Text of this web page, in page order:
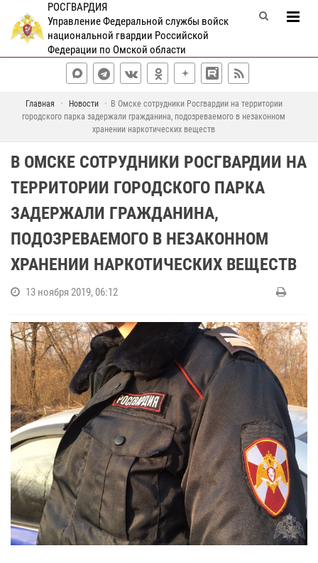
РОСГВАРДИЯ
Управление Федеральной службы войск
национальной гвардии Российской
Федерации по Омской области
Главная Новости
В Омске сотрудники Росгвардии на территории
городского парка задержали гражданина, подозреваемого в незаконном
хранении наркотических веществ
В ОМСКЕ СОТРУДНИКИ РОСГВАРДИИ НА
ТЕРРИТОРИИ ГОРОДСКОГО ПАРКА
ЗАДЕРЖАЛИ ГРАЖДАНИНА,
ПОДОЗРЕВАЕМОГО В НЕЗАКОННОМ
ХРАНЕНИИ НАРКОТИЧЕСКИХ ВЕЩЕСТВ
13 ноября 2019, 06:12